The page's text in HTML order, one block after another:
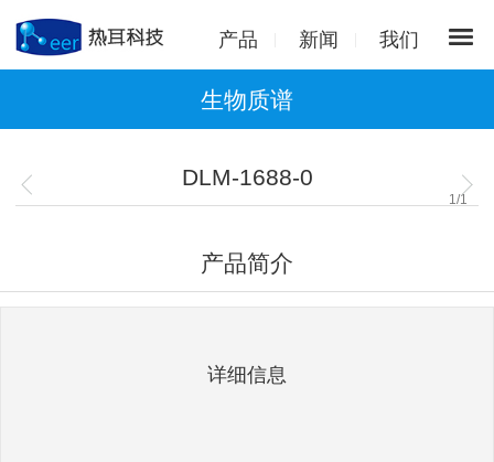
产品 新闻 我们
生物质谱
DLM-1688-0
1 /1
产品简介
详细信息